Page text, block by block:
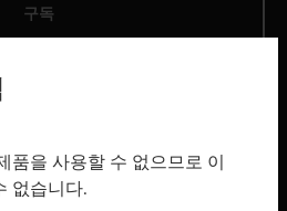
구독
품을 사용할 수 없으므로 이
없습니다.